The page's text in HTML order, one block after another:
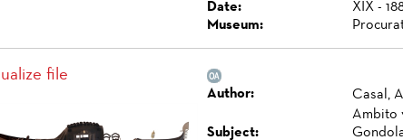
Date:
XIX -
Museum:
file
Author:
Casal,
Ambito
Subject: